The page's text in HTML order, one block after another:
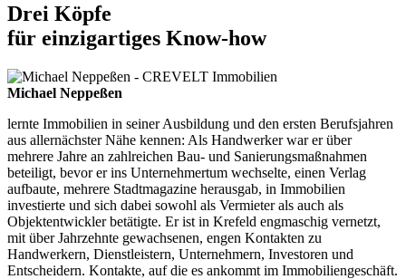
Drei Köpfe
für einzigartiges Know-how
Michael Neppeßen
lernte Immobilien in seiner Ausbildung und den ersten Berufsjahren
aus allernächster Nähe kennen: Als Handwerker war er über
mehrere Jahre an zahlreichen Bau- und Sanierungsmaßnahmen
beteiligt, bevor er ins Unternehmertum wechselte, einen Verlag
aufbaute, mehrere Stadtmagazine herausgab, in Immobilien
investierte und sich dabei sowohl als Vermieter als auch als
Objektentwickler betätigte. Er ist in Krefeld engmaschig vernetzt,
mit über Jahrzehnte gewachsenen, engen Kontakten zu
Handwerkern, Dienstleistern, Unternehmern, Investoren und
Entscheidern. Kontakte, auf die es ankommt im Immobiliengeschäft.